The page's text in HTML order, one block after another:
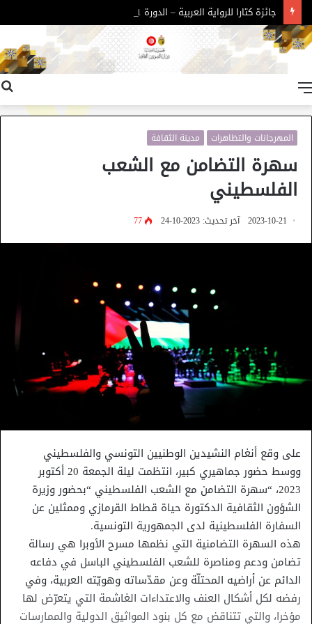
جائزة كتارا للرواية العربية – الدورة 11
المهرجانات والتظاهرات مدينة الثقافة
سهرة التضامن مع الشعب
الفلسطيني
2023-10-21 آخر تحديث: 2023-10-24 77
على وقع أنغام النشيدين الوطنيين التونسي والفلسطيني
ووسط حضور جماهيري كبير، انتظمت ليلة الجمعة 20 أكتوبر
2023، “سهرة التضامن مع الشعب الفلسطيني “بحضور وزيرة
الشؤون الثقافية الدكتورة حياة قطاط القرمازي وممثلين عن
السفارة الفلسطينية لدى الجمهورية التونسية.
هذه السهرة التضامنية التي نظمها مسرح الأوبرا هي رسالة
تضامن ودعم ومناصرة للشعب الفلسطيني الباسل في دفاعه
الدائم عن أراضيه المحتلّة وعن مقدّساته وهويّته العربية، وفي
رفضه لكل أشكال العنف والاعتداءات الغاشمة التي يتعرّض لها
مؤخرا، والتي تتناقض مع كل بنود المواثيق الدولية والممارسات